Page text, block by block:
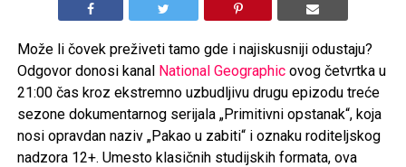
Može li čovek preživeti tamo gde i najiskusniji odustaju?
Odgovor donosi kanal National Geographicovog četvrtka u
21:00 čas kroz ekstremno uzbudljivu drugu epizodu treće
sezone dokumentarnog serijala „Primitivni opstanak“, koja
nosi opravdan naziv „Pakao u zabiti“ i oznaku roditeljskog
nadzora 12+. Umesto klasičnih studijskih formata, ova